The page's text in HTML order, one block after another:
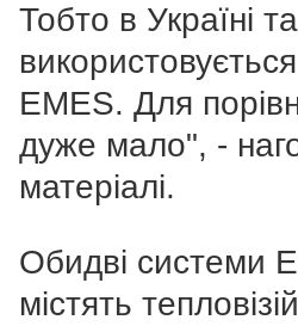
Тобто в Україні та
EMES. Для
дуже мало", -
матеріалі.
Обидві системи
містять